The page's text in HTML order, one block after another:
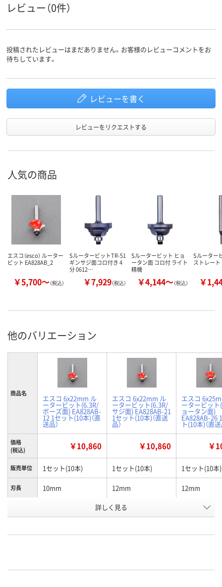
レビュー（0件）
投稿されたレビューはまだありません。お客様のレビューコメントをお
待ちしています。
レビューを書く
レビューをリクエストする
人気の商品
エスコ（esco） ルーター
ビット EA828AB_2
￥5,700～（税込）
SルータービットTR-51
ギンサジ面コロ付き 4
分 0612…
￥7,929（税込）
Sルータービット ヒョ
ータン面 コロ付 ライト
精機
￥4,144～（税込）
Sルーター
ストレー
￥
他のバリエーション
商品名
エスコ 6x22mm ル
ータービット(6.3R/
ボーズ面) EA828AB-
12 1セット(10本)（直
送品）
エスコ 6x22mm ル
ータービット(6.3R/
サジ面) EA828AB-21
1セット(10本)（直送
品）
エスコ
ータービット
ョータン面)
EA828AB-26
ト(10本)（直送
価格
(税込)
￥10,860 ￥10,860 ￥
販売単位 1セット(10本) 1セット(10本) 1セット(10本)
刃長 10mm 12mm 12mm
JE66487 JE66490
詳しく見る